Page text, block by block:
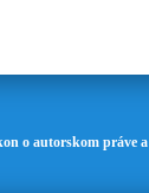
o autorskom práve a